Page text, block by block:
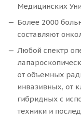
Медицинских
Более 2000
составляют
Любой спектр
от объемных
инвазивных, от
гибридных с
техники и